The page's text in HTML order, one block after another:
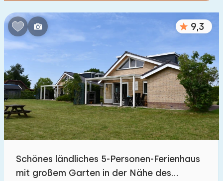
Schlafzimmern:
1
Badezimmer:
1 2 3 4 5
Entfernungen
Von Rohel(max. km):
9,3
Schönes ländliches 5-Personen-Ferienhaus
mit großem Garten in der Nähe des